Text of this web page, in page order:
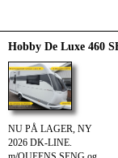
Hobby De Luxe 460
NU PÅ LAGER, NY
2026 DK-LINE.